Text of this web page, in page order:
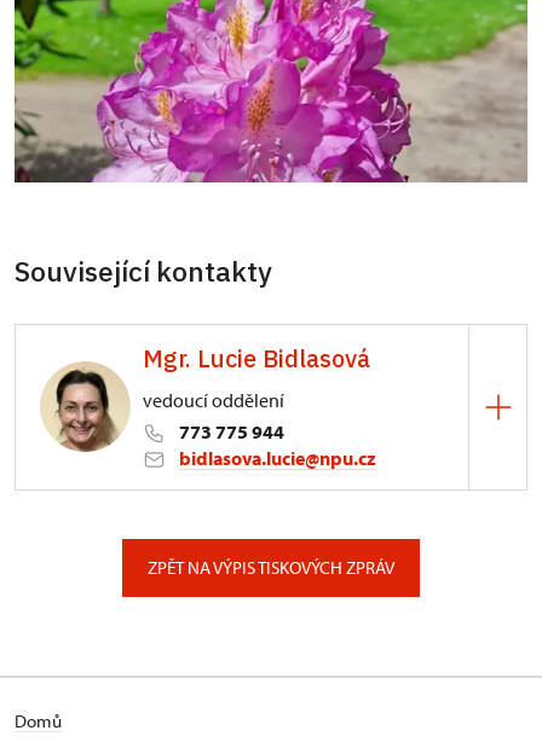
Související kontakty
Mgr. Lucie Bidlasová
vedoucí oddělení
773 775 944
bidlasova.lucie@npu.cz
ZPĚT NA VÝPIS TISKOVÝCH ZPRÁV
Domů